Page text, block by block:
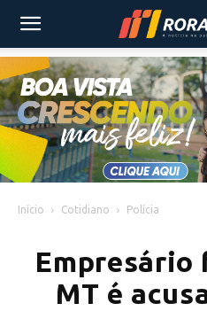
Início Cotidiano Polícia
Empresário
MT é